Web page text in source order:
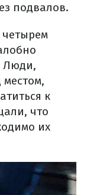
подвалов.
четырем
Люди,
к
что
их